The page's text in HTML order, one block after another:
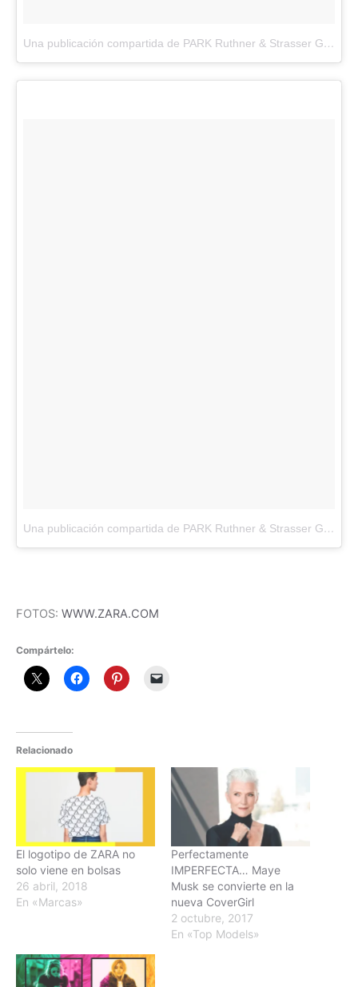
Una publicación compartida de PARK Ruthner & Strasser GmbH (@park_wien)
Una publicación compartida de PARK Ruthner & Strasser GmbH (@park_wien)
FOTOS: WWW.ZARA.COM
Compártelo:
Relacionado
El logotipo de ZARA no
solo viene en bolsas
26 abril, 2018
En «Marcas»
Perfectamente
IMPERFECTA… Maye
Musk se convierte en la
nueva CoverGirl
2 octubre, 2017
En «Top Models»